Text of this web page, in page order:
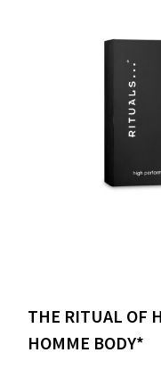
THE RITUAL OF
HOMME BODY*